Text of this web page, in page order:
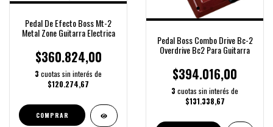
Pedal De Efecto Boss Mt-2
Metal Zone Guitarra Electrica
$360.824,00
3 cuotas sin interés de
$120.274,67
COMPRAR
Pedal Boss Combo Drive Bc-2
Overdrive Bc2 Para Guitarra
$394.016,00
3 cuotas sin interés de
$131.338,67